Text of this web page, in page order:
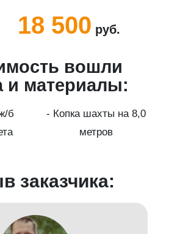
18 500 руб.
вошли
и материалы:
б
- Копка шахты на 8,0
метров
заказчика: